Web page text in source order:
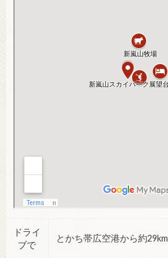
ドライ
ブで
とかち帯広空港から約29km